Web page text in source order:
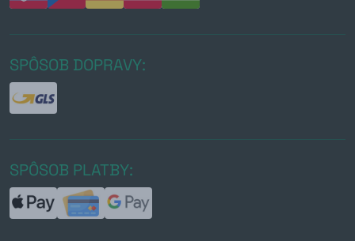
SPÔSOB DOPRAVY:
SPÔSOB PLATBY: